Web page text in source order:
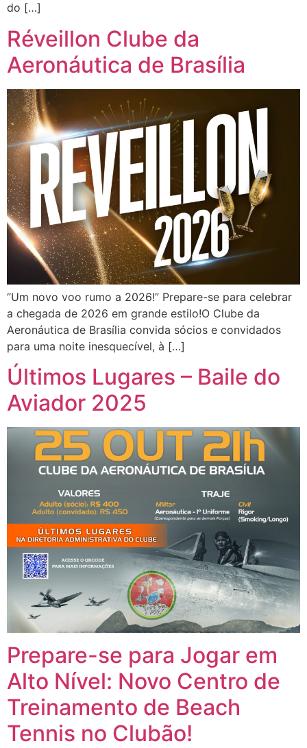
do […]
Réveillon Clube da
Aeronáutica de Brasília
“Um novo voo rumo a 2026!” Prepare-se para celebrar
a chegada de 2026 em grande estilo!O Clube da
Aeronáutica de Brasília convida sócios e convidados
para uma noite inesquecível, à […]
Últimos Lugares – Baile do
Aviador 2025
Prepare-se para Jogar em
Alto Nível: Novo Centro de
Treinamento de Beach
Tennis no Clubão!